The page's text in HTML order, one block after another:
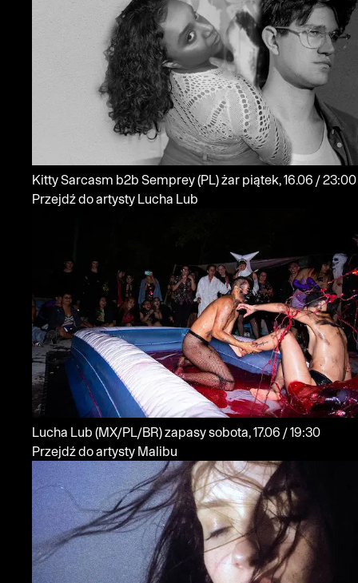
Kitty Sarcasm b2b Semprey(PL)żar
piątek, 16.06 / 23:00
Przejdź do artysty Lucha Lub
Lucha Lub (MX/PL/BR)zapasy
sobota, 17.06 / 19:30
Przejdź do artysty Malibu